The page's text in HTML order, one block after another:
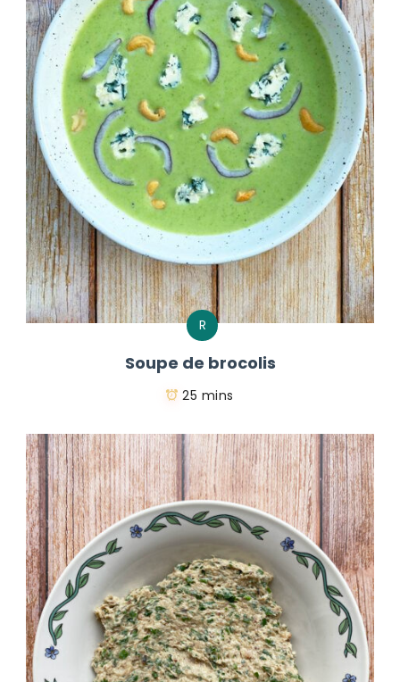
R
Soupe de brocolis
25 mins